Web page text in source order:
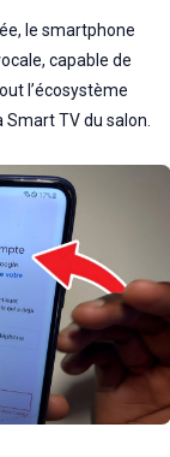
le smartphone
capable de
l’écosystème
Smart TV du salon.